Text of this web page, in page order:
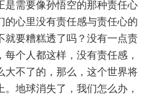
是需要像孙悟空的那种责任心
的心里没有责任感与责任心的
就要糟糕透了吗？没有一点责
个人都这样，没有责任感，
大不了的，那么，这个世界将
地球消失了，我们怎么办，